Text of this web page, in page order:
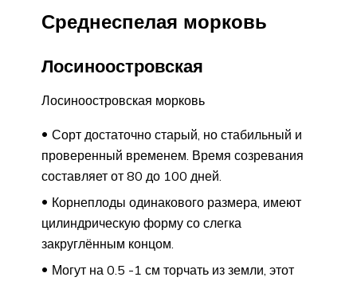
Среднеспелая морковь
Лосиноостровская
Лосиноостровская морковь
Сорт достаточно старый, но стабильный и
проверенный временем. Время созревания
составляет от 80 до 100 дней.
Корнеплоды одинакового размера, имеют
цилиндрическую форму со слегка
закруглённым концом.
Могут на 0.5 -1 см торчать из земли, этот